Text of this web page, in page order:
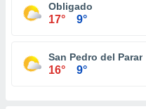
Obligado
17° 9°
San Pedro del Paraná
16° 9°